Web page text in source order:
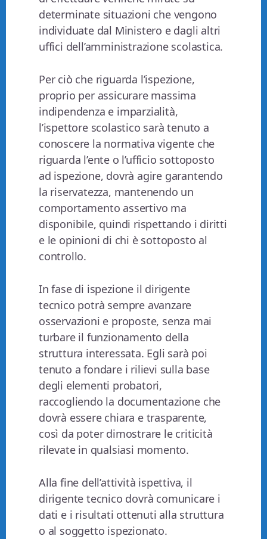
determinate situazioni che vengono
individuate dal Ministero e dagli altri
uffici dell’amministrazione scolastica.
Per ciò che riguarda l’ispezione,
proprio per assicurare massima
indipendenza e imparzialità,
l’ispettore scolastico sarà tenuto a
conoscere la normativa vigente che
riguarda l’ente o l’ufficio sottoposto
ad ispezione, dovrà agire garantendo
la riservatezza, mantenendo un
comportamento assertivo ma
disponibile, quindi rispettando i diritti
e le opinioni di chi è sottoposto al
controllo.
In fase di ispezione il dirigente
tecnico potrà sempre avanzare
osservazioni e proposte, senza mai
turbare il funzionamento della
struttura interessata. Egli sarà poi
tenuto a fondare i rilievi sulla base
degli elementi probatori,
raccogliendo la documentazione che
dovrà essere chiara e trasparente,
così da poter dimostrare le criticità
rilevate in qualsiasi momento.
Alla fine dell’attività ispettiva, il
dirigente tecnico dovrà comunicare i
dati e i risultati ottenuti alla struttura
o al soggetto ispezionato.